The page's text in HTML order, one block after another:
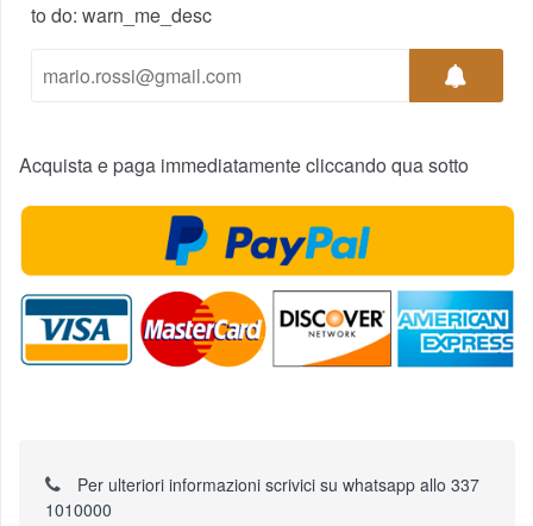
to do: warn_me_desc
Acquista e paga immediatamente cliccando qua sotto
Per ulteriori informazioni scrivici su whatsapp allo 337
1010000